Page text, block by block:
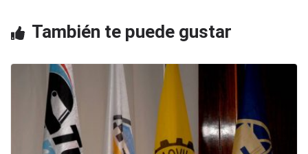
k
También te puede gustar